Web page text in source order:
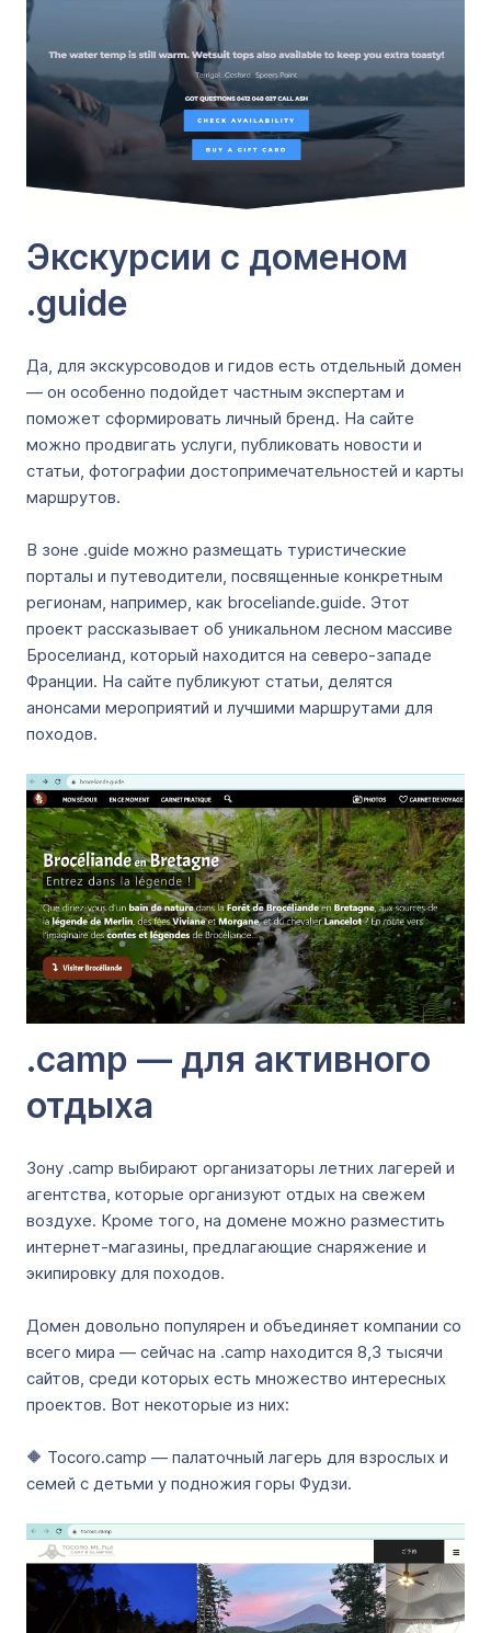
Экскурсии с доменом
.guide
Да, для экскурсоводов и гидов есть отдельный домен
— он особенно подойдет частным экспертам и
поможет сформировать личный бренд. На сайте
можно продвигать услуги, публиковать новости и
статьи, фотографии достопримечательностей и карты
маршрутов.
В зоне .guide можно размещать туристические
порталы и путеводители, посвященные конкретным
регионам, например, как broceliande.guide. Этот
проект рассказывает об уникальном лесном массиве
Броселианд, который находится на северо-западе
Франции. На сайте публикуют статьи, делятся
анонсами мероприятий и лучшими маршрутами для
походов.
.camp — для активного
отдыха
Зону .camp выбирают организаторы летних лагерей и
агентства, которые организуют отдых на свежем
воздухе. Кроме того, на домене можно разместить
интернет-магазины, предлагающие снаряжение и
экипировку для походов.
Домен довольно популярен и объединяет компании со
всего мира — сейчас на .camp находится 8,3 тысячи
сайтов, среди которых есть множество интересных
проектов. Вот некоторые из них:
🔶 Tocoro.camp — палаточный лагерь для взрослых и
семей с детьми у подножия горы Фудзи.